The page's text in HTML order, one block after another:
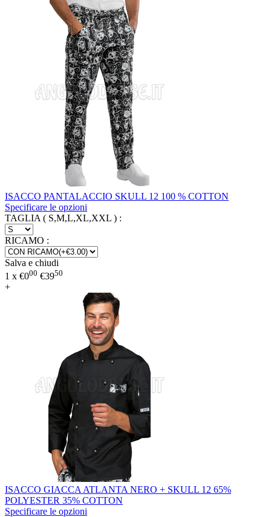
ISACCO PANTALACCIO SKULL 12 100 % COTTON
Specificare le opzioni
TAGLIA ( S,M,L,XL,XXL ) :
RICAMO :
Salva e chiudi
1 x €000 €3950
+
ISACCO GIACCA ATLANTA NERO + SKULL 12 65%
POLYESTER 35% COTTON
Specificare le opzioni